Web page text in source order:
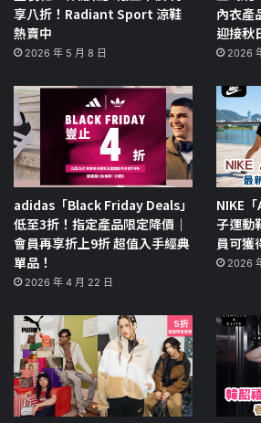
享八折！Radiant Sport 涼鞋
熱賣中
2026 年 5 月 8 日
內衣產
迎接秋
2026
adidas「Black Friday Deals」
低至3折！指定產品限定降價｜
會員再享折上9折 超值入手經典
單品！
2026 年 4 月 22 日
NIKE
子運動
員可獲
2026